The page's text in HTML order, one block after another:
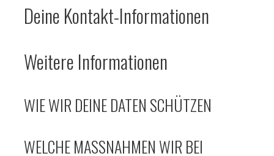
Deine Kontakt-Informationen
Weitere Informationen
WIE WIR DEINE DATEN SCHÜTZEN
WELCHE MASSNAHMEN WIR BEI D